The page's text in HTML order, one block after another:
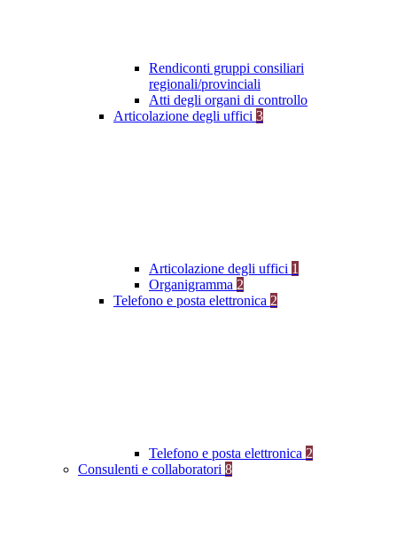
Rendiconti gruppi consiliari
regionali/provinciali
Atti degli organi di controllo
Articolazione degli uffici 3
Articolazione degli uffici 1
Organigramma 2
Telefono e posta elettronica 2
Telefono e posta elettronica 2
Consulenti e collaboratori 8